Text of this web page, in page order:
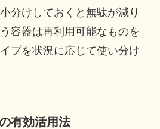
分けしておくと無駄が減り
容器は再利用可能なものを
プを状況に応じて使い分け
有効活用法